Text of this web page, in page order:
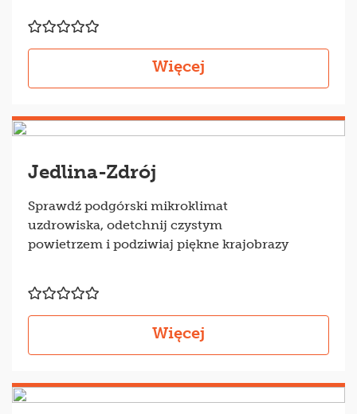
Więcej
Jedlina-Zdrój
Sprawdź podgórski mikroklimat
uzdrowiska, odetchnij czystym
powietrzem i podziwiaj piękne krajobrazy
Więcej